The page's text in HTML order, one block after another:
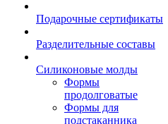
Подарочные сертификаты
Разделительные составы
Силиконовые молды
Формы
продолговатые
Формы для
подстаканника